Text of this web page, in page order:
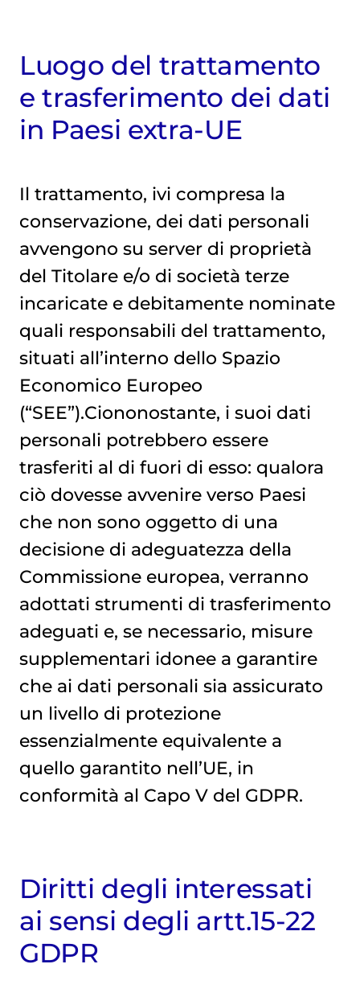
Luogo del trattamento
e trasferimento dei dati
in Paesi extra-UE
Il trattamento, ivi compresa la
conservazione, dei dati personali
avvengono su server di proprietà
del Titolare e/o di società terze
incaricate e debitamente nominate
quali responsabili del trattamento,
situati all’interno dello Spazio
Economico Europeo
(“SEE”).Ciononostante, i suoi dati
personali potrebbero essere
trasferiti al di fuori di esso: qualora
ciò dovesse avvenire verso Paesi
che non sono oggetto di una
decisione di adeguatezza della
Commissione europea, verranno
adottati strumenti di trasferimento
adeguati e, se necessario, misure
supplementari idonee a garantire
che ai dati personali sia assicurato
un livello di protezione
essenzialmente equivalente a
quello garantito nell’UE, in
conformità al Capo V del GDPR.
Diritti degli interessati
ai sensi degli artt.15-22
GDPR